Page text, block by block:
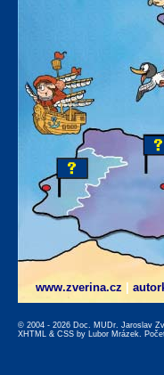
www.zverina.cz
© 2004 - 2026 Doc. MUDr. Jaroslav
XHTML & CSS by Lubor Mrázek.